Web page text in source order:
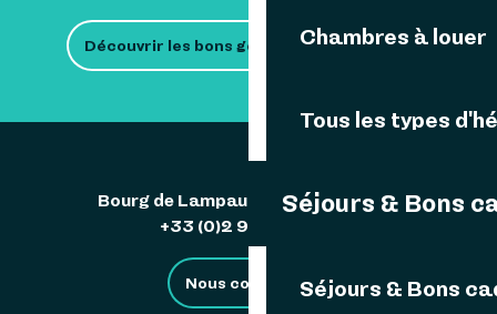
Chambres à louer
Tous les types
Séjours & Bons
Séjours & Bons
Découvrir les bons gestes
Bourg de Lampaul 29242 Ouessant
+33 (0)2 98 48 85 83
Nous contacter